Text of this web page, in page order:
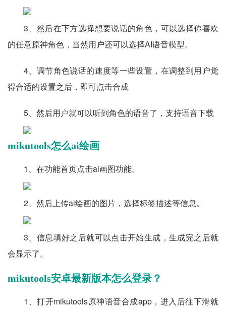
3、然后在下方选择想要说话的角色，可以选择你喜欢
的任意原神角色，当然用户还可以选择AI语音模型。
4、调节角色说话的速度等一些设置，在调整到用户觉
得合适的设置之后，即可点击合成
5、然后用户就可以听到角色的语音了，支持语音下载
mikutools怎么ai绘画
1、在功能首页点击ai画图功能。
2、然后上传ai绘画的图片，选择标签描述等信息。
3、信息填好之后就可以点击开始生成，生成完之后就
会显示了。
mikutools安卓最新版本怎么登录？
1、打开mikutools原神语音合成app，进入后往下滑就